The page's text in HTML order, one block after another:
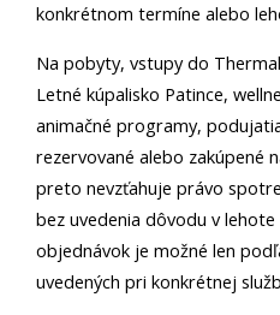
konkrétnom termíne alebo
Na pobyty, vstupy do
Letné kúpalisko Patince,
animačné programy,
rezervované alebo zakúpené
preto nevzťahuje právo
bez uvedenia dôvodu v
objednávok je možné len
uvedených pri konkrétnej